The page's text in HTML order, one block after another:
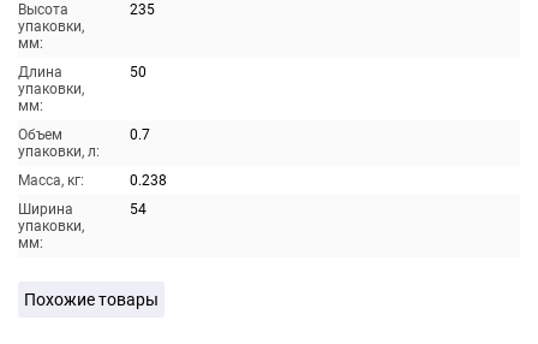
Высота
упаковки,
мм:
235
Длина
упаковки,
мм:
50
Объем
упаковки, л:
0.7
Масса, кг:
0.238
Ширина
упаковки,
мм:
54
Похожие товары